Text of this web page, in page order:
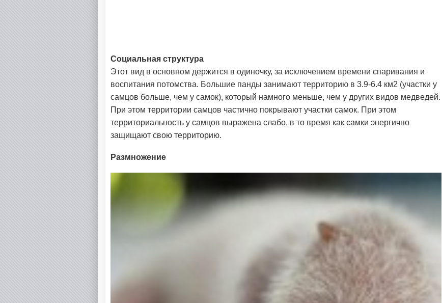
Социальная структура
Этот вид в основном держится в одиночку, за исключением времени спаривания и
воспитания потомства. Большие панды занимают территорию в 3.9-6.4 км2 (участки у
самцов больше, чем у самок), который намного меньше, чем у других видов медведей.
При этом территории самцов частично покрывают участки самок. При этом
территориальность у самцов выражена слабо, в то время как самки энергично
защищают свою территорию.
Размножение